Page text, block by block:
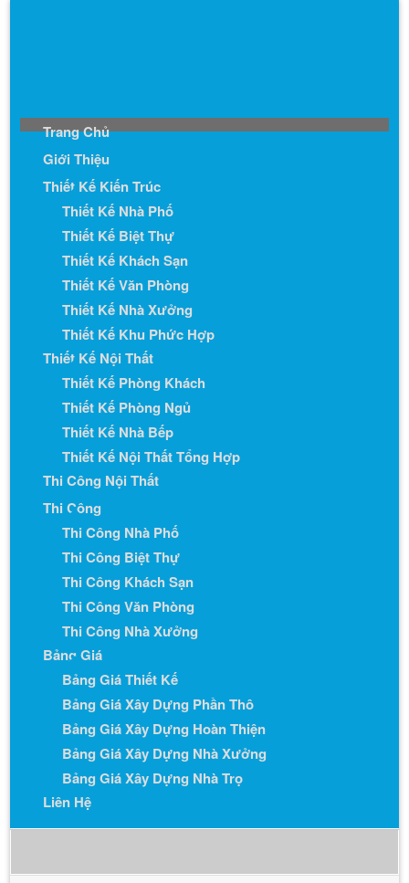
Trang Chủ
Giới Thiệu
Thiết Kế Kiến Trúc
Thiết Kế Nhà Phố
Thiết Kế Biệt Thự
Thiết Kế Khách Sạn
Thiết Kế Văn Phòng
Thiết Kế Nhà Xưởng
Thiết Kế Khu Phức Hợp
Thiết Kế Nội Thất
Thiết Kế Phòng Khách
Thiết Kế Phòng Ngủ
Thiết Kế Nhà Bếp
Thiết Kế Nội Thất Tổng Hợp
Thi Công Nội Thất
Thi Công
Thi Công Nhà Phố
Thi Công Biệt Thự
Thi Công Khách Sạn
Thi Công Văn Phòng
Thi Công Nhà Xưởng
Bảng Giá
Bảng Giá Thiết Kế
Bảng Giá Xây Dựng Phần Thô
Bảng Giá Xây Dựng Hoàn Thiện
Bảng Giá Xây Dựng Nhà Xưởng
Bảng Giá Xây Dựng Nhà Trọ
Liên Hệ